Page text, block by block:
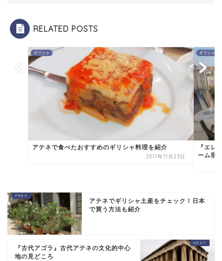
RELATED POSTS
ギリシャ
アテネで食べたおすすめのギリシャ料理を紹介
2017年11月23日
ギリシャ
『エレ
ーム宿
アテネでギリシャ土産をチェック！日本
で買う方法も紹介
『古代アゴラ』古代アテネの文化的中心
地の見どころ